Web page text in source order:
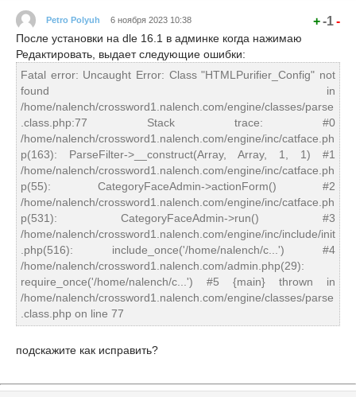
Petro Polyuh 6 ноября 2023 10:38 +-1-
После установки на dle 16.1 в админке когда нажимаю
Редактировать, выдает следующие ошибки:
Fatal error: Uncaught Error: Class "HTMLPurifier_Config" not
found in
/home/nalench/crossword1.nalench.com/engine/classes/parse
.class.php:77 Stack trace: #0
/home/nalench/crossword1.nalench.com/engine/inc/catface.ph
p(163): ParseFilter->__construct(Array, Array, 1, 1) #1
/home/nalench/crossword1.nalench.com/engine/inc/catface.ph
p(55): CategoryFaceAdmin->actionForm() #2
/home/nalench/crossword1.nalench.com/engine/inc/catface.ph
p(531): CategoryFaceAdmin->run() #3
/home/nalench/crossword1.nalench.com/engine/inc/include/init
.php(516): include_once('/home/nalench/c...') #4
/home/nalench/crossword1.nalench.com/admin.php(29):
require_once('/home/nalench/c...') #5 {main} thrown in
/home/nalench/crossword1.nalench.com/engine/classes/parse
.class.php on line 77
подскажите как исправить?